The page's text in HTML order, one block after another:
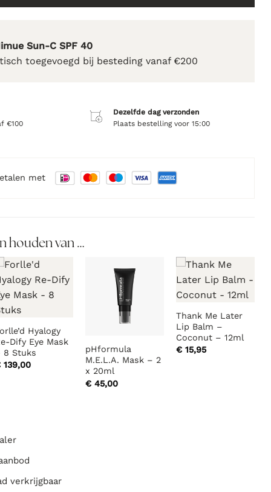
Sun-C SPF 40
toegevoegd bij besteding vanaf €200
€100
Dezelfde dag verzonden
Plaats bestelling voor 15:00
met
houden van …
Hyalogy
Dify Eye Mask
8 Stuks
139,00
pHformula
M.E.L.A. Mask – 2
x 20ml
€45,00
Thank Me Later
Lip Balm –
Coconut – 12ml
€15,95
verkrijgbaar